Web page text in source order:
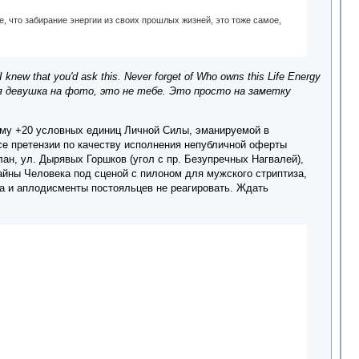
забирание энергии из своих прошлых жизней, это тоже самое,
that you'd ask this. Never forget of Who owns this Life Energy
девушка на фото, это не тебе. Это просто на заметку
+20 условных единиц Личной Силы, эманируемой в
по качеству исполнения непубличной оферты
ул. Дырявых Горшков (угол с пр. Безупречных Нагвалей),
Человека под сценой с пилоном для мужского стриптиза,
и аплодисменты постояльцев не реагировать. Ждать